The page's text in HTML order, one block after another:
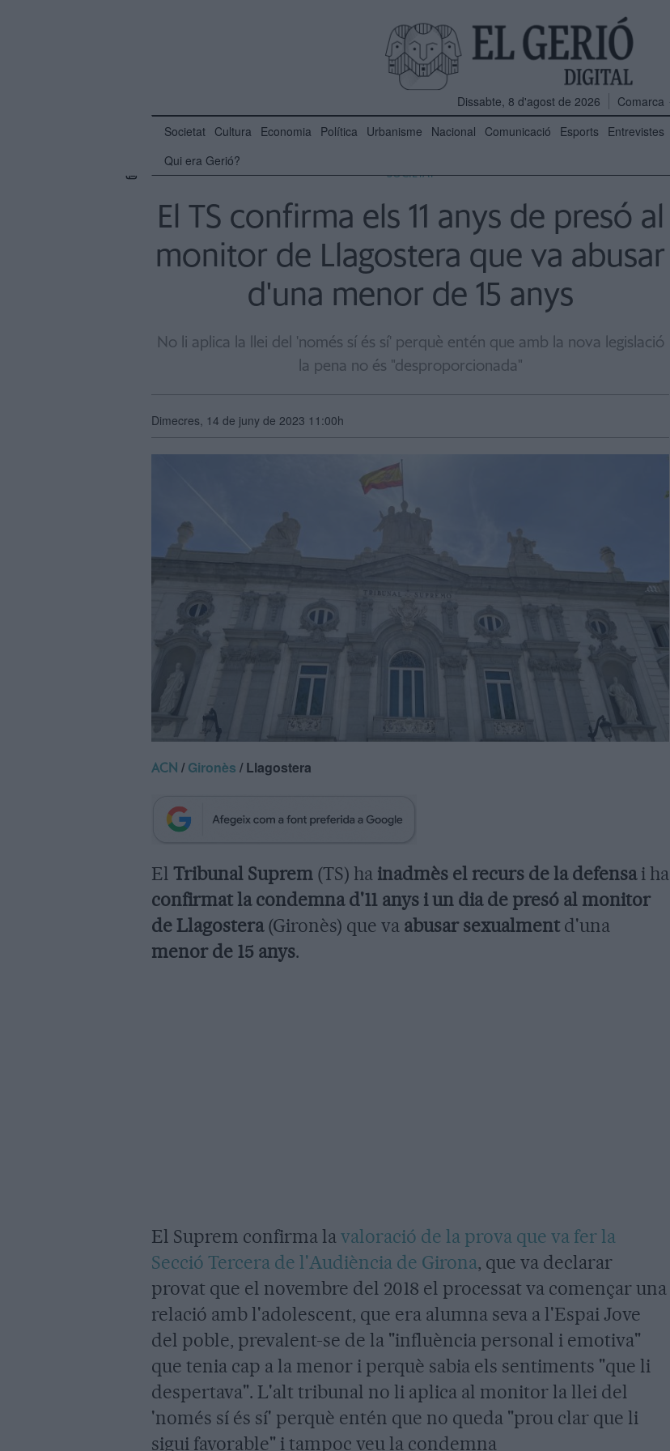
Dissabte, 8 d'agost de 2026
Comarca
Societat Cultura Economia Política Urbanisme Nacional Comunicació Esports Entrevistes
Qui era Gerió?
SOCIETAT
El TS confirma els 11 anys de presó al
monitor de Llagostera que va abusar
d'una menor de 15 anys
No li aplica la llei del 'només sí és sí' perquè entén que amb la nova legislació
la pena no és "desproporcionada"
Dimecres, 14 de juny de 2023 11:00h
ACN /Gironès / Llagostera
El Tribunal Suprem (TS) ha inadmès el recurs de la defensai ha
confirmat la condemna d'11 anys i un dia de presó al monitor
de Llagostera(Gironès) que va abusar sexualmentd'una
menor de 15 anys.
El Suprem confirma lavaloració de la prova que va fer la
Secció Tercera de l'Audiència de Girona, que va declarar
provat que el novembre del 2018 el processat va començar una
relació amb l'adolescent, que era alumna seva a l'Espai Jove
del poble, prevalent-se de la "influència personal i emotiva"
que tenia cap a la menor i perquè sabia els sentiments "que li
despertava". L'alt tribunal no li aplica al monitor la llei del
'només sí és sí' perquè entén que no queda "prou clar que li
sigui favorable" i tampoc veu la condemna